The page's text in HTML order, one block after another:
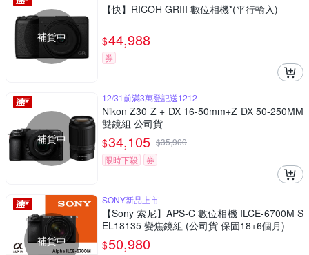
補貨中
【快】RICOH GRIII 數位相機*(平行輸入)
$44,988
券
補貨中
12/31前滿3萬登記送1212
Nikon Z30 Z + DX 16-50mm+Z DX 50-250MM
雙鏡組 公司貨
$34,105 $35,900
限時下殺
券
補貨中
SONY新品上市
【Sony 索尼】APS-C 數位相機 ILCE-6700M S
EL18135 變焦鏡組 (公司貨 保固18+6個月)
$50,980